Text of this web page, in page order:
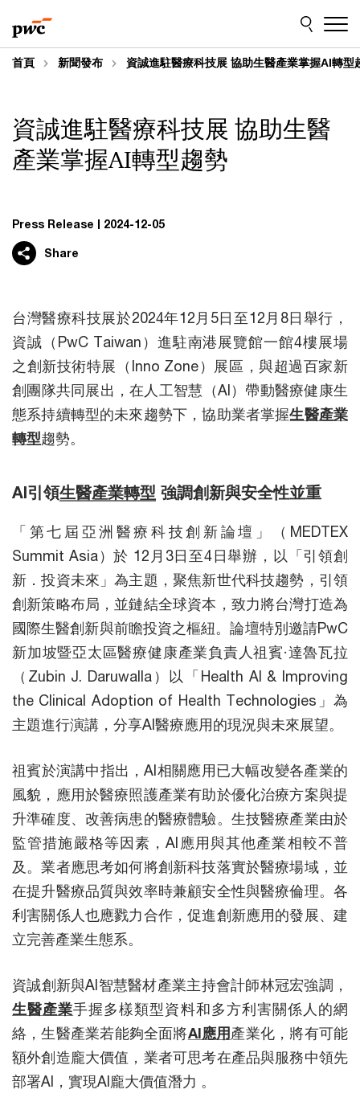
to
content
to
footer
首頁 新聞發布 資誠進駐醫療科技展 協助生醫產業掌握AI轉型
資誠進駐醫療科技展 協助生醫
產業掌握AI轉型趨勢
Press Release 2024-12-05
Share
台灣醫療科技展於2024年12月5日至12月8日舉行，
資誠（PwC Taiwan）進駐南港展覽館一館4樓展場
之創新技術特展（Inno Zone）展區，與超過百家新
創團隊共同展出，在人工智慧（AI）帶動醫療健康生
態系持續轉型的未來趨勢下，協助業者掌握生醫產業
轉型趨勢。
AI引領生醫產業轉型 強調創新與安全性並重
「第七屆亞洲醫療科技創新論壇」（MEDTEX
Summit Asia）於 12月3日至4日舉辦，以「引領創
新．投資未來」為主題，聚焦新世代科技趨勢，引領
創新策略布局，並鏈結全球資本，致力將台灣打造為
國際生醫創新與前瞻投資之樞紐。論壇特別邀請PwC
新加坡暨亞太區醫療健康產業負責人祖賓·達魯瓦拉
（Zubin J. Daruwalla）以「Health AI & Improving
the Clinical Adoption of Health Technologies」為
主題進行演講，分享AI醫療應用的現況與未來展望。
祖賓於演講中指出，AI相關應用已大幅改變各產業的
風貌，應用於醫療照護產業有助於優化治療方案與提
升準確度、改善病患的醫療體驗。生技醫療產業由於
監管措施嚴格等因素，AI應用與其他產業相較不普
及。業者應思考如何將創新科技落實於醫療場域，並
在提升醫療品質與效率時兼顧安全性與醫療倫理。各
利害關係人也應戮力合作，促進創新應用的發展、建
立完善產業生態系。
資誠創新與AI智慧醫材產業主持會計師林冠宏強調，
生醫產業手握多樣類型資料和多方利害關係人的網
絡，生醫產業若能夠全面將AI應用產業化，將有可能
額外創造龐大價值，業者可思考在產品與服務中領先
部署AI，實現AI龐大價值潛力 。